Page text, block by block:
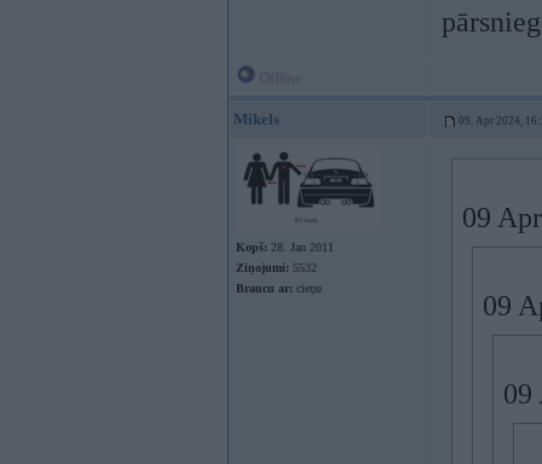
Mikels 09. Apr 2024,
Kopš: 28. Jan 2011
Ziņojumi: 5532
Braucu ar: cieņu
09
09
09